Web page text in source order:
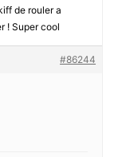
de rouler a
! Super cool
#86244